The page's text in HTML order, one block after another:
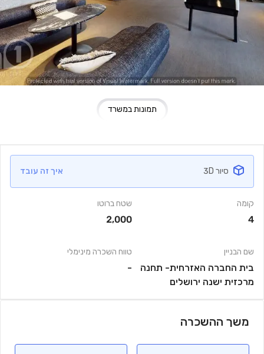
תמונות במשרד
סיור 3D איך זה עובד
קומה
4
שם הבניין
בית החברה האזרחית- תחנה
מרכזית ישנה ירושלים
שטח ברוטו
2,000
טווח השכרה מינימלי
-
משך ההשכרה